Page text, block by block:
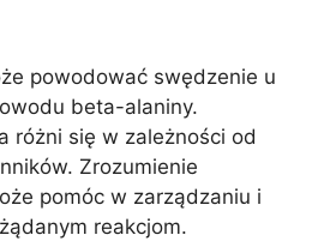
powodować swędzenie u
beta-alaniny.
różni się w zależności od
Zrozumienie
pomóc w zarządzaniu i
reakcjom.